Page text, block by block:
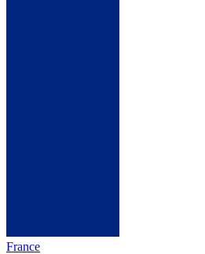
France